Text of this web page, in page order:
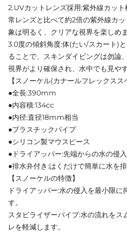
2.UVカットレンズ採用:紫外線カッ
常レンズと比べて約2倍の紫外線カ
象は明るく、クリアな視界を楽しめま
3.0度の傾斜角度:体(たい/スカート)
ることで、スキンダイビングは勿論
視界がより確保され、水中でも見や
【スノーケル(カナールフレックスス
●全長:390mm
●内容積:134cc
●内径:直径18mm相当
●プラスチックパイプ
●シリコン製マウスピース
●ドライアッパー:先端からの水の侵入
●排水弁付き:はくだけで簡単に水を排
【スノーケルの特徴】
ドライアッパー:水の侵入を最小限に
す。
スタビライザーパイプ:水の流れをス
レを軽減します。